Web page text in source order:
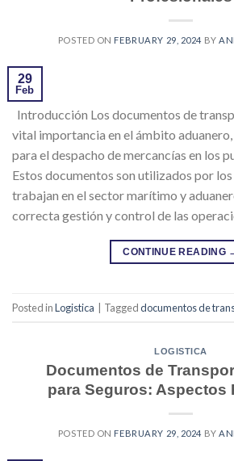
POSTED ON FEBRUARY 29, 2024 BY
29
Feb
Introducción Los documentos de
vital importancia en el ámbito aduanero,
para el despacho de mercancías en los
Estos documentos son utilizados por
trabajan en el sector marítimo y
correcta gestión y control de las
CONTINUE READING
Posted inLogistica Taggeddocumentos de
LOGISTICA
Documentos de
para Seguros: Aspectos
POSTED ON FEBRUARY 29, 2024 BY